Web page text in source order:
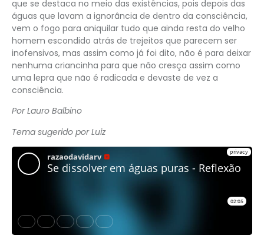
que se destaca no meio das existências, pois depois das
águas que lavam a ignorância de dentro da consciência,
vem o fogo para aniquilar tudo que ainda resta do velho
homem escondido atrás de trejeitos que parecem ser
inofensivos, mas assim como já foi dito, não é para deixar
nenhuma criancinha para que não cresça assim como
uma lepra que não é radicada e devaste de vez a
consciência.
Por Lauro Balbino
Tema sugerido por Luiz